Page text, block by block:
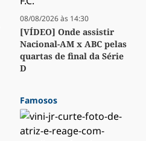
08/08/2026 às 14:30
[VÍDEO] Onde assistir
Nacional-AM x ABC pelas
quartas de final da Série
D
Famosos